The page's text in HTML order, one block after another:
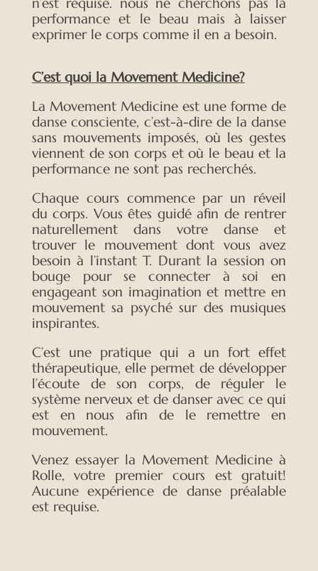
performance et le beau mais à laisser
exprimer le corps comme il en a besoin.
C’est quoi la Movement Medicine?
La Movement Medicine est une forme de
danse consciente, c’est-à-dire de la danse
sans mouvements imposés, où les gestes
viennent de son corps et où le beau et la
performance ne sont pas recherchés.
Chaque cours commence par un réveil
du corps. Vous êtes guidé afin de rentrer
naturellement dans votre danse et
trouver le mouvement dont vous avez
besoin à l’instant T. Durant la session on
bouge pour se connecter à soi en
engageant son imagination et mettre en
mouvement sa psyché sur des musiques
inspirantes.
C’est une pratique qui a un fort effet
thérapeutique, elle permet de développer
l’écoute de son corps, de réguler le
système nerveux et de danser avec ce qui
est en nous afin de le remettre en
mouvement.
Venez essayer la Movement Medicine à
Rolle, votre premier cours est gratuit!
Aucune expérience de danse préalable
est requise.